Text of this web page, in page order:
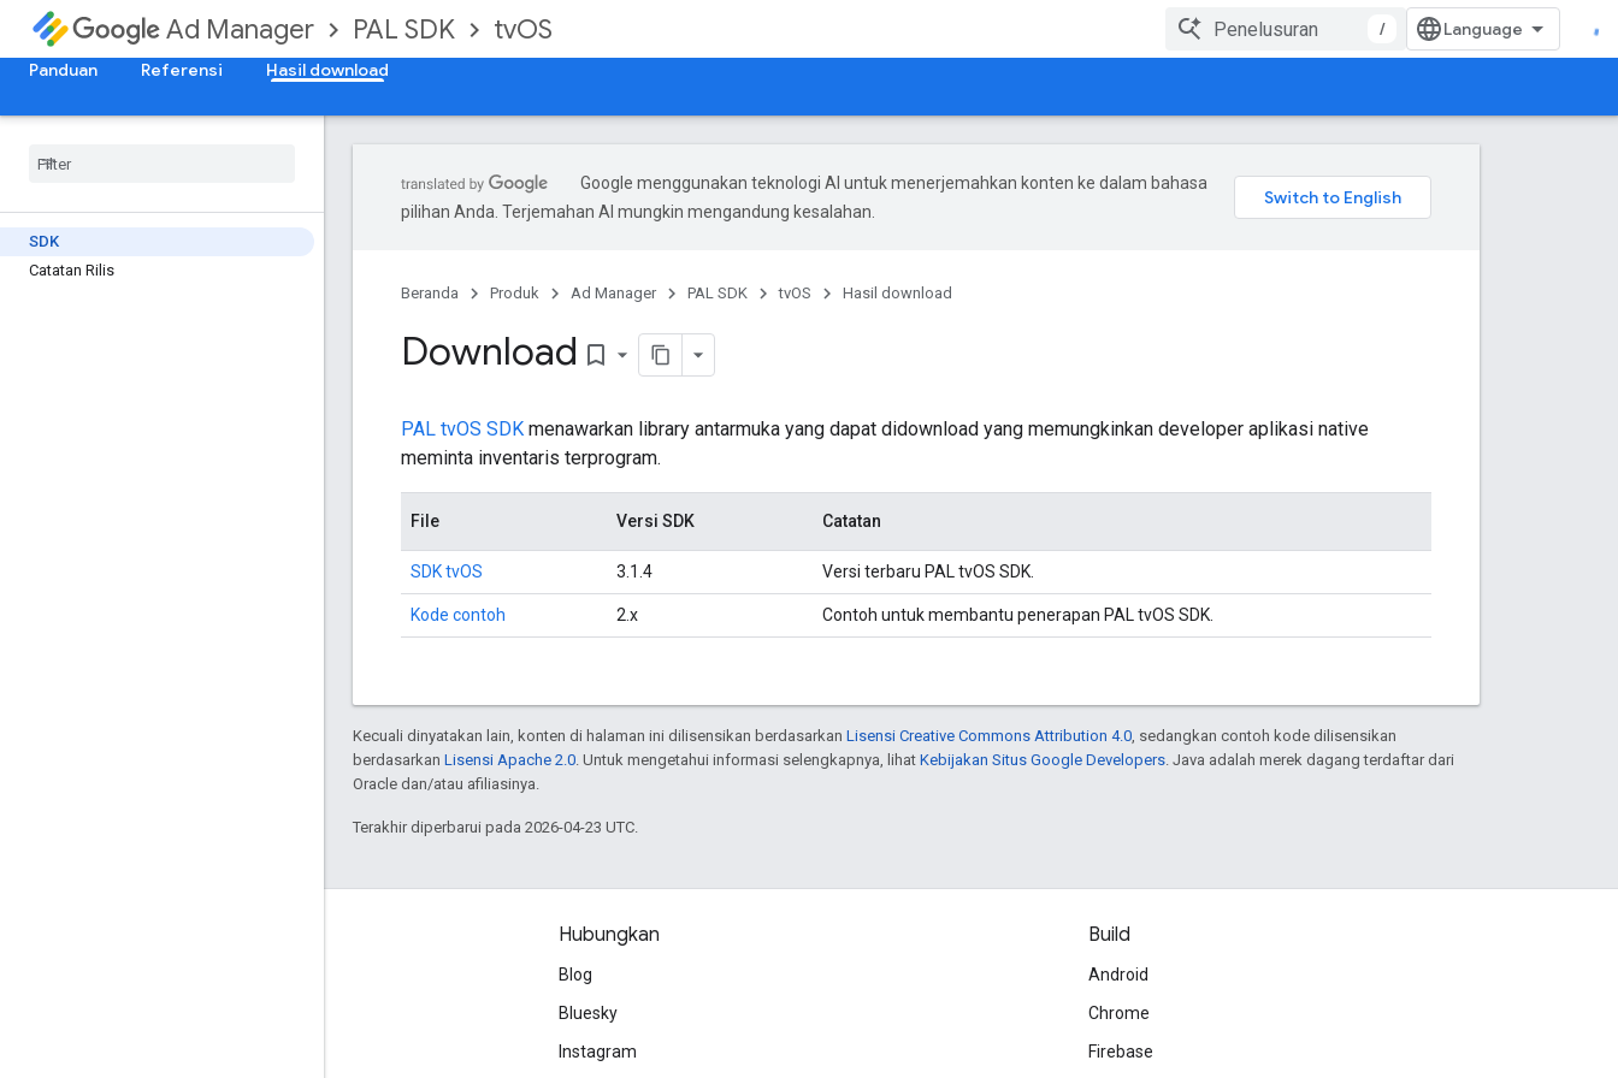
Ad Manager PAL SDK tvOS
/
Panduan
Referensi Hasil download
SDK
Catatan Rilis
Google menggunakan teknologi AI untuk menerjemahkan konten ke dalam bahasa
pilihan Anda. Terjemahan AI mungkin mengandung kesalahan.
Beranda Produk Ad Manager PAL SDK tvOS Hasil download
Download bookmark_border
PAL tvOS SDK menawarkan library antarmuka yang dapat didownload yang memungkinkan developer aplikasi native
meminta inventaris terprogram.
File Versi SDK Catatan
SDK tvOS 3.1.4 Versi terbaru PAL tvOS SDK.
Kode contoh 2.x Contoh untuk membantu penerapan PAL tvOS SDK.
Kecuali dinyatakan lain, konten di halaman ini dilisensikan berdasarkan Lisensi Creative Commons Attribution 4.0 , sedangkan contoh kode dilisensikan
berdasarkan Lisensi Apache 2.0 . Untuk mengetahui informasi selengkapnya, lihat Kebijakan Situs Google Developers . Java adalah merek dagang terdaftar dari
Oracle dan/atau afiliasinya.
Terakhir diperbarui pada 2026-04-23 UTC.
Hubungkan
Blog
Bluesky
Instagram
Build
Android
Chrome
Firebase